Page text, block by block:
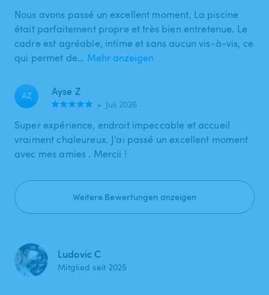
Nous avons passé un excellent moment. La piscine
était parfaitement propre et très bien entretenue. Le
cadre est agréable, intime et sans aucun vis-à-vis, ce
qui permet de… Mehr anzeigen
AZ Ayse Z
• Juli 2026
Super expérience, endroit impeccable et accueil
vraiment chaleureux. J’ai passé un excellent moment
avec mes amies . Mercii !
Weitere Bewertungen anzeigen
Ludovic C
Mitglied seit 2025